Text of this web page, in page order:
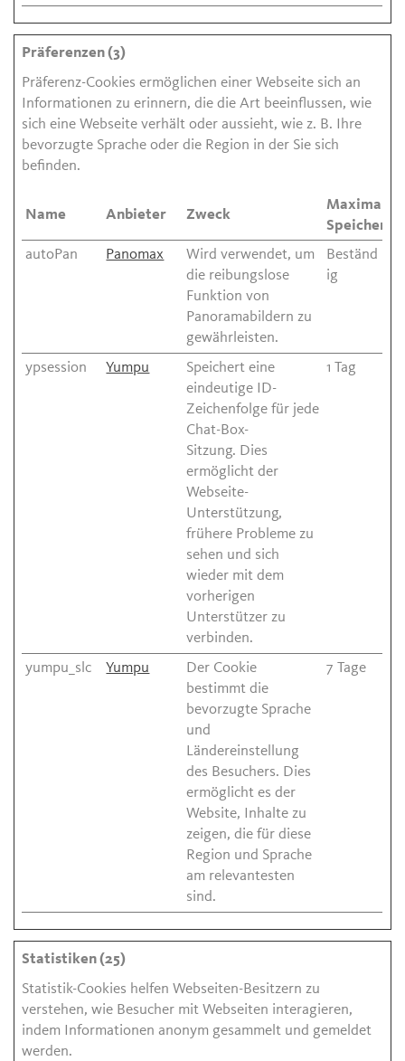
Präferenzen (3)
Präferenz-Cookies ermöglichen einer Webseite sich an
Informationen zu erinnern, die die Art beeinflussen, wie
sich eine Webseite verhält oder aussieht, wie z. B. Ihre
bevorzugte Sprache oder die Region in der Sie sich
befinden.
Name Anbieter Zweck
Maximale
autoPan
Panomax
Wird verwendet, um
die reibungslose
Funktion von
Panoramabildern zu
gewährleisten.
Beständ
ig
ypsession Yumpu
Speichert eine
eindeutige ID-
Zeichenfolge für jede
Chat-Box-
Sitzung. Dies
ermöglicht der
Webseite-
Unterstützung,
frühere Probleme zu
sehen und sich
wieder mit dem
vorherigen
Unterstützer zu
verbinden.
1 Tag
yumpu_slc Yumpu
Der Cookie
bestimmt die
bevorzugte Sprache
und
Ländereinstellung
des Besuchers. Dies
ermöglicht es der
Website, Inhalte zu
zeigen, die für diese
Region und Sprache
am relevantesten
sind.
7 Tage
Statistiken (25)
Statistik-Cookies helfen Webseiten-Besitzern zu
verstehen, wie Besucher mit Webseiten interagieren,
indem Informationen anonym gesammelt und gemeldet
werden.